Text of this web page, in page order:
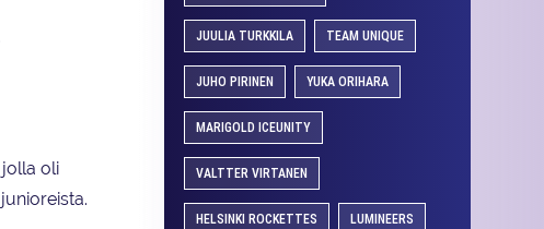
oli
JUULIA TURKKILA TEAM UNIQUE
JUHO PIRINEN YUKA ORIHARA
MARIGOLD ICEUNITY
VALTTER VIRTANEN
HELSINKI ROCKETTES LUMINEERS